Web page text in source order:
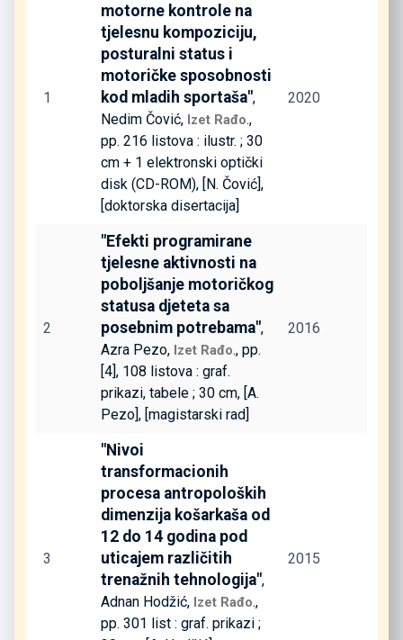
1
motorne kontrole na
tjelesnu kompoziciju,
posturalni status i
motoričke sposobnosti
kod mladih sportaša",
Nedim Čović, Izet Rađo.,
pp. 216 listova : ilustr. ; 30
cm + 1 elektronski optički
disk (CD-ROM), [N. Čović],
[doktorska disertacija]
2020
2
"Efekti programirane
tjelesne aktivnosti na
poboljšanje motoričkog
statusa djeteta sa
posebnim potrebama",
Azra Pezo, Izet Rađo., pp.
[4], 108 listova : graf.
prikazi, tabele ; 30 cm, [A.
Pezo], [magistarski rad]
2016
3
"Nivoi
transformacionih
procesa antropoloških
dimenzija košarkaša od
12 do 14 godina pod
uticajem različitih
trenažnih tehnologija",
Adnan Hodžić, Izet Rađo.,
pp. 301 list : graf. prikazi ;
2015